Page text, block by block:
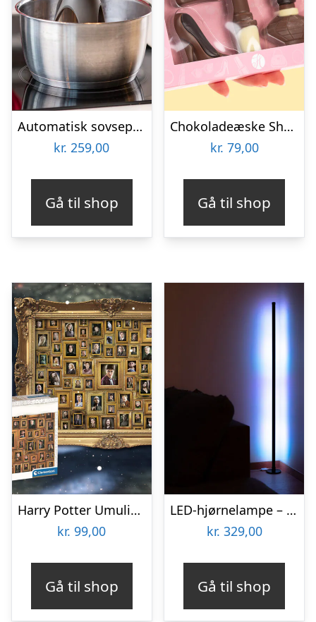
Automatisk sovsepisker – Stirr
kr. 259,00
Gå til shop
Chokoladeæske Shopping
kr. 79,00
Gå til shop
Harry Potter Umulig Puslespil
kr. 99,00
Gå til shop
LED-hjørnelampe – Vooni
kr. 329,00
Gå til shop